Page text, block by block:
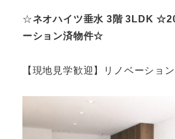
☆ネオハイツ垂水 3階 3LDK
ーション済物件☆
【現地見学歓迎】リノベーショ